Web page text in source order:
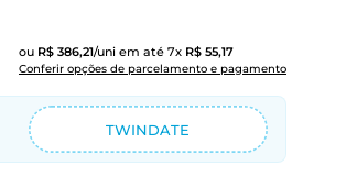
ou R$ 386,21/uni em até 7x R$ 55,17
Conferir opções de parcelamento e pagamento
TWINDATE